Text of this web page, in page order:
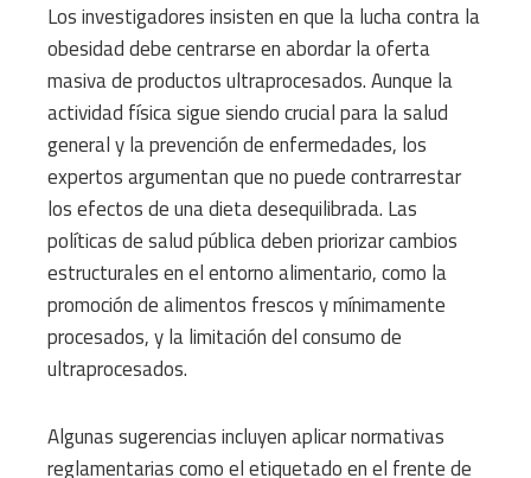
Los investigadores insisten en que la lucha contra la
obesidad debe centrarse en abordar la oferta
masiva de productos ultraprocesados. Aunque la
actividad física sigue siendo crucial para la salud
general y la prevención de enfermedades, los
expertos argumentan que no puede contrarrestar
los efectos de una dieta desequilibrada. Las
políticas de salud pública deben priorizar cambios
estructurales en el entorno alimentario, como la
promoción de alimentos frescos y mínimamente
procesados, y la limitación del consumo de
ultraprocesados.
Algunas sugerencias incluyen aplicar normativas
reglamentarias como el etiquetado en el frente de